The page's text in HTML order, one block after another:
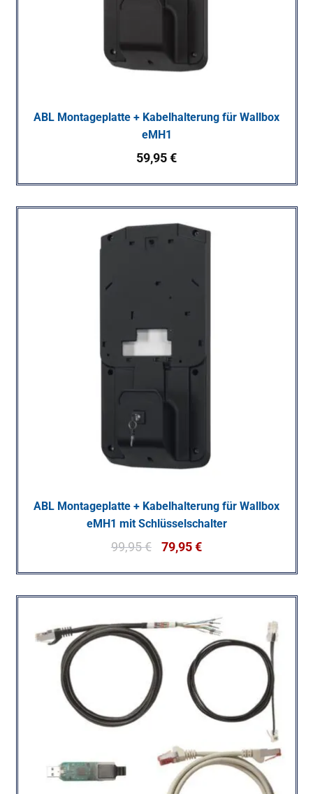
ABL Montageplatte + Kabelhalterung für Wallbox
eMH1
59,95€
ABL Montageplatte + Kabelhalterung für Wallbox
eMH1 mit Schlüsselschalter
99,95€ 79,95€